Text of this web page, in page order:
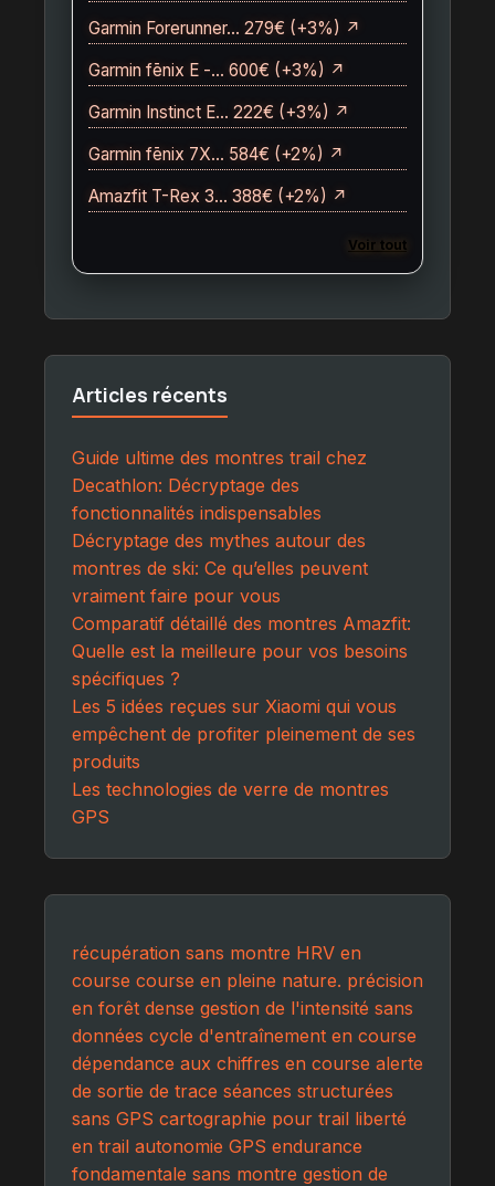
Garmin Forerunner… 279€ (+3%) ↗
Garmin fēnix E -… 600€ (+3%) ↗
Garmin Instinct E… 222€ (+3%) ↗
Garmin fēnix 7X… 584€ (+2%) ↗
Amazfit T-Rex 3… 388€ (+2%) ↗
Voir tout
Articles récents
Guide ultime des montres trail chez
Decathlon: Décryptage des
fonctionnalités indispensables
Décryptage des mythes autour des
montres de ski: Ce qu’elles peuvent
vraiment faire pour vous
Comparatif détaillé des montres Amazfit:
Quelle est la meilleure pour vos besoins
spécifiques ?
Les 5 idées reçues sur Xiaomi qui vous
empêchent de profiter pleinement de ses
produits
Les technologies de verre de montres
GPS
récupération sans montre HRV en
course course en pleine nature. précision
en forêt dense gestion de l'intensité sans
données cycle d'entraînement en course
dépendance aux chiffres en course alerte
de sortie de trace séances structurées
sans GPS cartographie pour trail liberté
en trail autonomie GPS endurance
fondamentale sans montre gestion de